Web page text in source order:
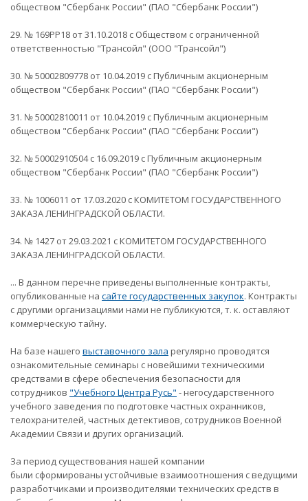
обществом "Сбербанк России" (ПАО "Сбербанк России")
29. № 169РР18 от 31.10.2018 с Обществом с ограниченной
ответственностью "Трансойл" (ООО "Трансойл")
30. № 50002809778 от 10.04.2019 с Публичным акционерным
обществом "Сбербанк России" (ПАО "Сбербанк России")
31. № 50002810011 от 10.04.2019 с Публичным акционерным
обществом "Сбербанк России" (ПАО "Сбербанк России")
32. № 50002910504 с 16.09.2019 с Публичным акционерным
обществом "Сбербанк России" (ПАО "Сбербанк России")
33. № 1006011 от 17.03.2020 с КОМИТЕТОМ ГОСУДАРСТВЕННОГО
ЗАКАЗА ЛЕНИНГРАДСКОЙ ОБЛАСТИ.
34. № 1427 от 29.03.2021 с КОМИТЕТОМ ГОСУДАРСТВЕННОГО
ЗАКАЗА ЛЕНИНГРАДСКОЙ ОБЛАСТИ.
... В данном перечне приведены выполненные контракты,
опубликованные на сайте государственных закупок. Контракты
с другими организациями нами не публикуются, т. к. оставляют
коммерческую тайну.
На базе нашего выставочного зала регулярно проводятся
ознакомительные семинары с новейшими техническими
средствами в сфере обеспечения безопасности для
сотрудников "Учебного Центра Русь" - негосударственного
учебного заведения по подготовке частных охранников,
телохранителей, частных детективов, сотрудников Военной
Академии Связи и других организаций.
За период существования нашей компании
были сформированы устойчивые взаимоотношения с ведущими
разработчиками и производителями технических средств в